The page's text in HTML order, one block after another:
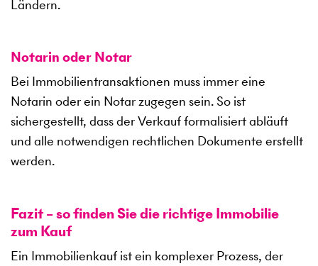
Ländern.
Notarin oder Notar
Bei Immobilientransaktionen muss immer eine
Notarin oder ein Notar zugegen sein. So ist
sichergestellt, dass der Verkauf formalisiert abläuft
und alle notwendigen rechtlichen Dokumente erstellt
werden.
Fazit – so finden Sie die richtige Immobilie
zum Kauf
Ein Immobilienkauf ist ein komplexer Prozess, der